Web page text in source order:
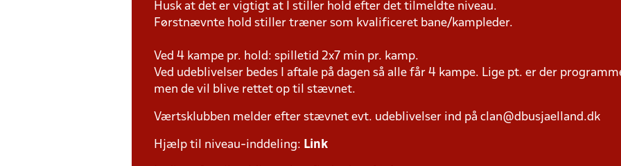
Husk at det er vigtigt at I stiller hold efter det tilmeldte niveau.
Førstnævnte hold stiller træner som kvalificeret bane/kampleder.
Ved 4 kampe pr. hold: spilletid 2x7 min pr. kamp.
Ved udeblivelser bedes I aftale på dagen så alle får 4 kampe. Lige pt. er der
men de vil blive rettet op til stævnet.
Værtsklubben melder efter stævnet evt. udeblivelser ind på clan@dbusjaelland.dk
Hjælp til niveau-inddeling: Link